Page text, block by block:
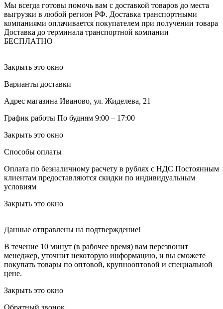
Мы всегда готовы помочь вам с доставкой товаров до места
выгрузки в любой регион РФ. Доставка транспортными
компаниями оплачивается покупателем при получении товара
Доставка до терминала транспортной компании
БЕСПЛАТНО
Закрыть это окно
Варианты доставки
Адрес магазина Иваново, ул. Жиделева, 21
График работы По будням 9:00 – 17:00
Закрыть это окно
Способы оплаты
Оплата по безналичному расчету в рублях с НДС Постоянным
клиентам предоставляются скидки по индивидуальным
условиям
Закрыть это окно
Данные отправлены на подтверждение!
В течение 10 минут (в рабочее время) вам перезвонит
менеджер, уточнит некоторую информацию, и вы сможете
покупать товары по оптовой, крупнооптовой и специальной
цене.
Закрыть это окно
Обратный звонок